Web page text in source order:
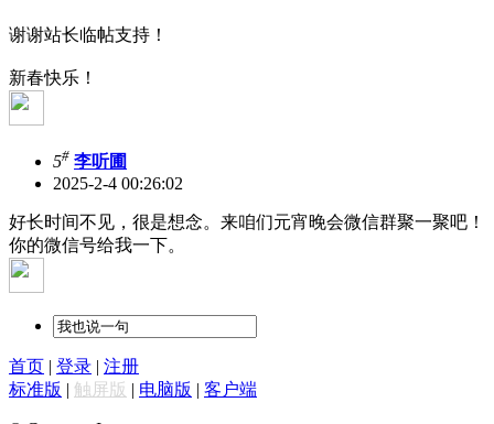
谢谢站长临帖支持！
新春快乐！
5# 李听圃
2025-2-4 00:26:02
好长时间不见，很是想念。来咱们元宵晚会微信群聚一聚吧！
你的微信号给我一下。
首页 | 登录 | 注册
标准版 | 触屏版 | 电脑版 | 客户端